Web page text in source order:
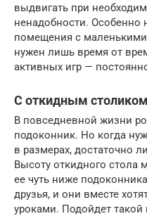
выдвигать при
ненадобности.
помещения с
нужен лишь время от
активных игр —
С откидным столиком
В повседневной жизни
подоконник. Но когда
в размерах, достаточно
Высоту откидного стола
ее чуть ниже
друзья, и они вместе
уроками. Подойдет такой